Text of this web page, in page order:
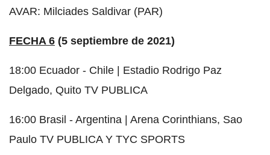
AVAR: Milciades Saldivar (PAR)
FECHA 6 (5 septiembre de 2021)
18:00 Ecuador - Chile | Estadio Rodrigo Paz
Delgado, Quito TV PUBLICA
16:00 Brasil - Argentina | Arena Corinthians, Sao
Paulo TV PUBLICA Y TYC SPORTS